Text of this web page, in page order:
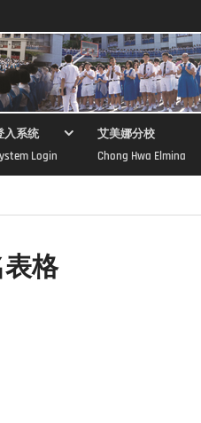
入系统
Login
艾美娜分校
Chong Hwa Elmina
格